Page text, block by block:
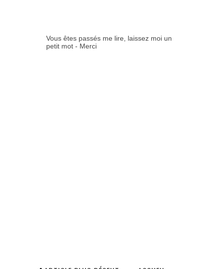
Vous êtes passés me lire, laissez moi un
petit mot - Merci